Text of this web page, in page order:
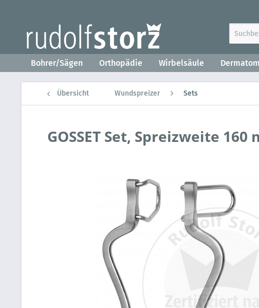
Bohrer/Sägen Orthopädie Wirbelsäule
Übersicht Wundspreizer Sets
GOSSET Set, Spreizweite 160